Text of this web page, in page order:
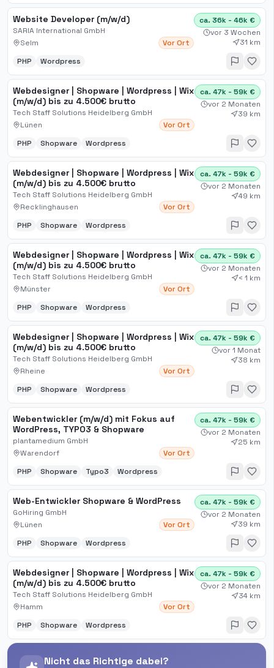
Website Developer (m/w/d)
SARIA International GmbH
Selm
Vor Ort
ca. 36k - 46k €
vor 3 Wochen
31 km
PHP
Wordpress
Webdesigner | Shopware | Wordpress | Wix
(m/w/d) bis zu 4.500€ brutto
Tech Staff Solutions Heidelberg GmbH
Lünen
Vor Ort
ca. 47k - 59k €
vor 2 Monaten
39 km
PHP Shopware Wordpress
Webdesigner | Shopware | Wordpress | Wix
(m/w/d) bis zu 4.500€ brutto
Tech Staff Solutions Heidelberg GmbH
Recklinghausen
Vor Ort
ca. 47k - 59k €
vor 2 Monaten
49 km
PHP Shopware Wordpress
Webdesigner | Shopware | Wordpress | Wix
(m/w/d) bis zu 4.500€ brutto
Tech Staff Solutions Heidelberg GmbH
Münster
Vor Ort
ca. 47k - 59k €
vor 2 Monaten
< 1 km
PHP Shopware Wordpress
Webdesigner | Shopware | Wordpress | Wix
(m/w/d) bis zu 4.500€ brutto
Tech Staff Solutions Heidelberg GmbH
Rheine
Vor Ort
ca. 47k - 59k €
vor 1 Monat
38 km
PHP Shopware Wordpress
Webentwickler (m/w/d) mit Fokus auf
WordPress, TYPO3 & Shopware
plantamedium GmbH
Warendorf
Vor Ort
ca. 47k - 59k €
vor 2 Monaten
25 km
PHP Shopware Typo3 Wordpress
Web-Entwickler Shopware & WordPress
GoHiring GmbH
Lünen
Vor Ort
ca. 47k - 59k €
vor 2 Monaten
39 km
PHP
Shopware Wordpress
Webdesigner | Shopware | Wordpress | Wix
(m/w/d) bis zu 4.500€ brutto
Tech Staff Solutions Heidelberg GmbH
Hamm
Vor Ort
ca. 47k - 59k €
vor 2 Monaten
34 km
PHP Shopware Wordpress
Nicht das Richtige dabei?